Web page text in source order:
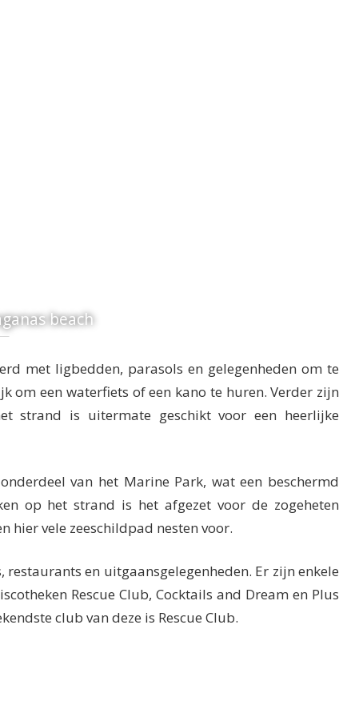
beach
met ligbedden, parasols en gelegenheden om te
om een waterfiets of een kano te huren. Verder zijn
strand is uitermate geschikt voor een heerlijke
van het Marine Park, wat een beschermd
op het strand is het afgezet voor de zogeheten
hier vele zeeschildpad nesten voor.
en uitgaansgelegenheden. Er zijn enkele
Rescue Club, Cocktails and Dream en Plus
club van deze is Rescue Club.